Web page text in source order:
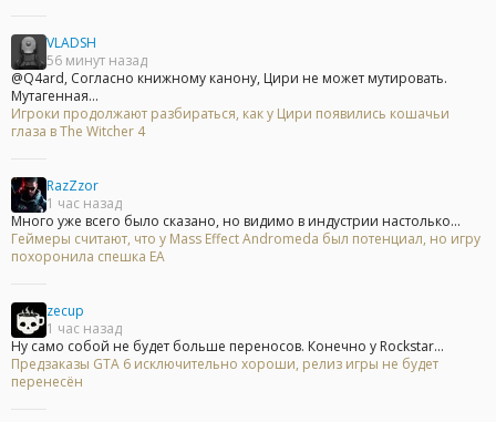
VLADSH
56 минут назад
@Q4ard, Согласно книжному канону, Цири не может мутировать.
Мутагенная...
Игроки продолжают разбираться, как у Цири появились кошачьи
глаза в The Witcher 4
RazZzor
1 час назад
Много уже всего было сказано, но видимо в индустрии настолько...
Геймеры считают, что у Mass Effect Andromeda был потенциал, но игру
похоронила спешка EA
zecup
1 час назад
Ну само собой не будет больше переносов. Конечно у Rockstar...
Предзаказы GTA 6 исключительно хороши, релиз игры не будет
перенесён